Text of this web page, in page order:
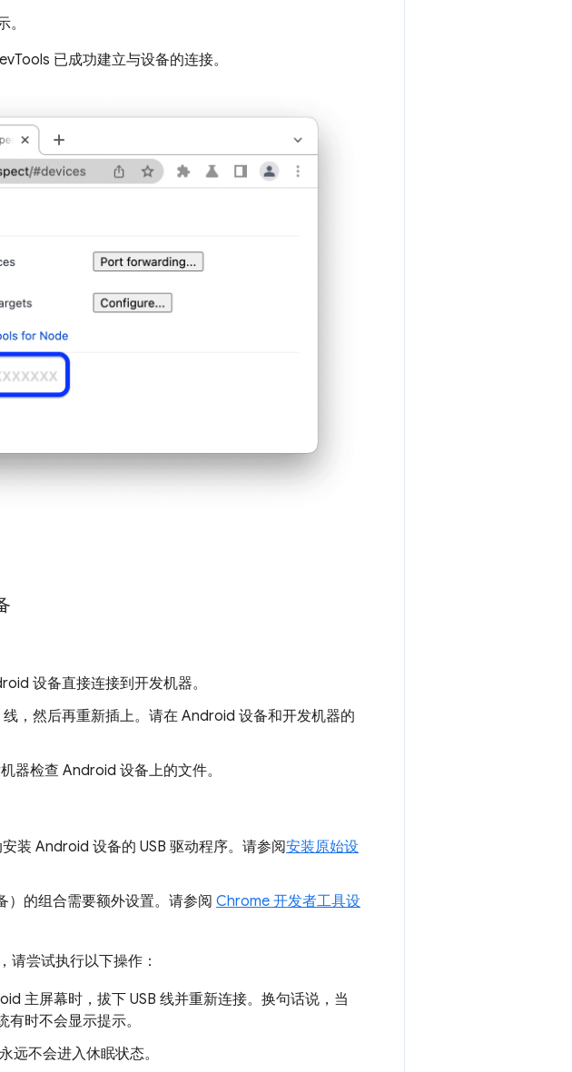
已成功建立与设备的连接。
设备直接连接到开发机器。
，然后再重新插上。请在 Android 设备和开发机器的
器检查 Android 设备上的文件。
装 Android 设备的 USB 驱动程序。请参阅安装原始设
的组合需要额外设置。请参阅 Chrome 开发者工具设
请尝试执行以下操作：
主屏幕时，拔下 USB 线并重新连接。换句话说，当
时不会显示提示。
远不会进入休眠状态。